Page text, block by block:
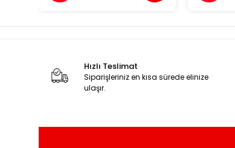
Hızlı Teslimat
Siparişleriniz en kısa sürede elinize
ulaşır.